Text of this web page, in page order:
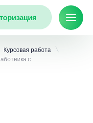
Курсовая работа
с